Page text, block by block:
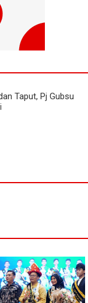
Taput, Pj Gubsu